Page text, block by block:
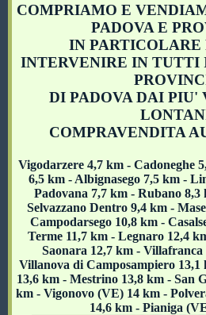
COMPRIAMO E
PADOVA E
IN PARTICOLARE
INTERVENIRE IN TUTTI
DI PADOVA DAI PIU'
COMPRAVENDITA
Vigodarzere 4,7 km - Cadoneghe
6,5 km - Albignasego 7,5 km -
Padovana 7,7 km - Rubano 8,3
Selvazzano Dentro 9,4 km -
Campodarsego 10,8 km -
Terme 11,7 km - Legnaro 12,4
Saonara 12,7 km -
Villanova di Camposampiero
13,6 km - Mestrino 13,8 km - San
km - Vigonovo (VE) 14 km -
14,6 km - Pianiga